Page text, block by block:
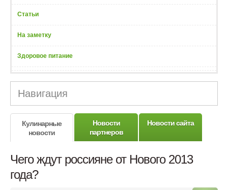
Статьи
На заметку
Здоровое питание
Навигация
Кулинарные
новости
Новости
партнеров
Новости сайта
Чего ждут россияне от Нового 2013
года?